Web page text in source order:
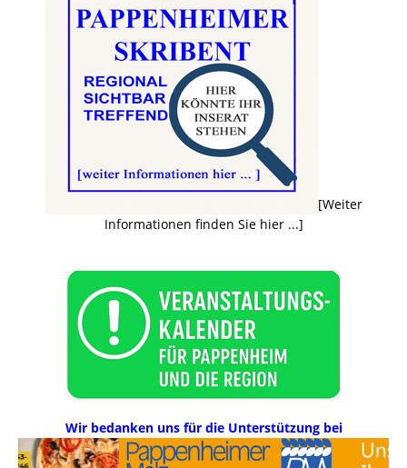
[Weiter
Informationen finden Sie hier ...]
Wir bedanken uns für die Unterstützung bei